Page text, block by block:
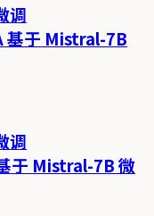
调
基于 Mistral-7B
调
于 Mistral-7B 微